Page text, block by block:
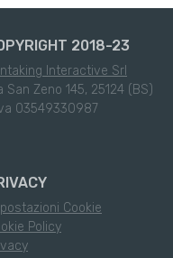
2018-23
Interactive Srl
San Zeno 145, 25124 (BS)
03549330987
Cookie
Policy